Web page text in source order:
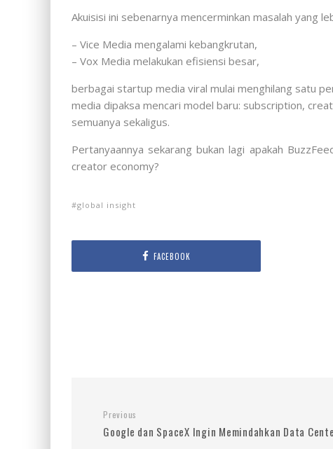
Akuisisi ini sebenarnya mencerminkan masalah yang
– Vice Media mengalami kebangkrutan,
– Vox Media melakukan efisiensi besar,
berbagai startup media viral mulai menghilang satu
media dipaksa mencari model baru: subscription,
semuanya sekaligus.
Pertanyaannya sekarang bukan lagi apakah
creator economy?
global insight
FACEBOOK
Previous
Google dan SpaceX Ingin Memindahkan Data